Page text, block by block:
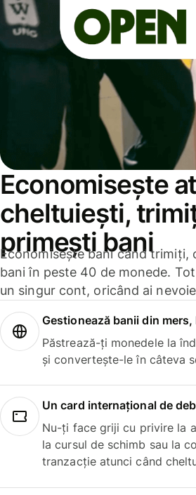
Economisește
cheltuiești,
primești bani
Economisește bani când trimiți,
bani în peste 40 de monede.
un singur cont, oricând ai
Gestionează banii din
Păstrează-ți monedele la
și convertește-le în câteva
Un card internațional de
Nu-ți face griji cu privire la
la cursul de schimb sau la
tranzacție atunci când